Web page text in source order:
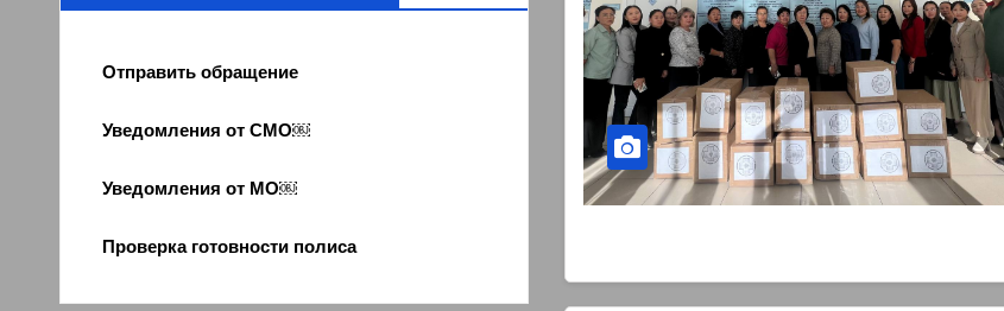
Отправить обращение
Уведомления от СМО￼
Уведомления от МО￼
Проверка готовности полиса